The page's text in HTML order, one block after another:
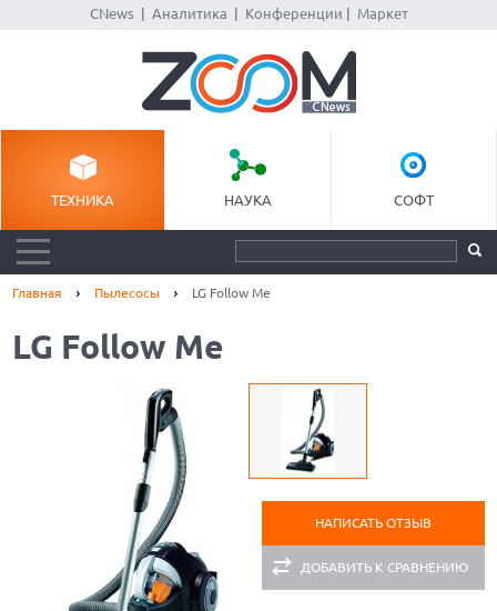
CNews| Аналитика Конференции Маркет
ТЕХНИКА НАУКА СОФТ
Главная Пылесосы LG Follow Me
LG Follow Me
НАПИСАТЬ ОТЗЫВ
ДОБАВИТЬ К СРАВНЕНИЮ